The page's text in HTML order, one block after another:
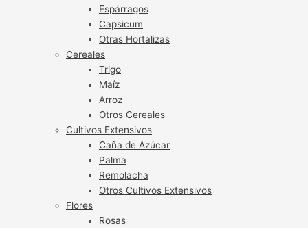
Espárragos
Capsicum
Otras Hortalizas
Cereales
Trigo
Maíz
Arroz
Otros Cereales
Cultivos Extensivos
Caña de Azúcar
Palma
Remolacha
Otros Cultivos Extensivos
Flores
Rosas